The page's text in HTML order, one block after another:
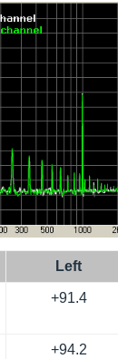
Left
+91.4
+94.2